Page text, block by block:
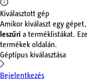
Kiválasztott gép
Amikor kiválaszt egy
leszűria terméklistákat.
termékek oldalán.
Géptípus kiválasztása
Bejelentkezés